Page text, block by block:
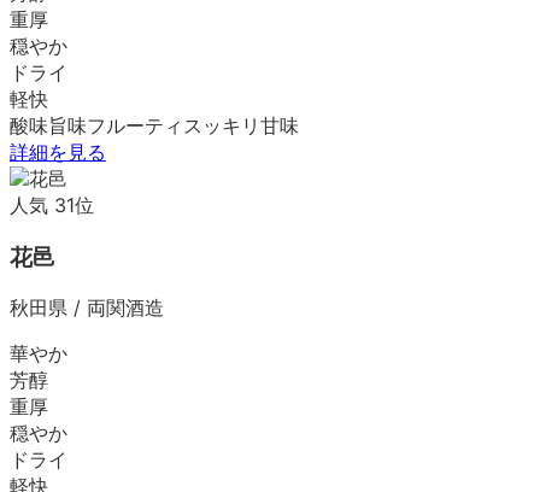
重厚
穏やか
ドライ
軽快
酸味旨味フルーティ スッキリ 甘味
詳細を見る
人気 31位
花邑
秋田県 / 両関酒造
華やか
芳醇
重厚
穏やか
ドライ
軽快